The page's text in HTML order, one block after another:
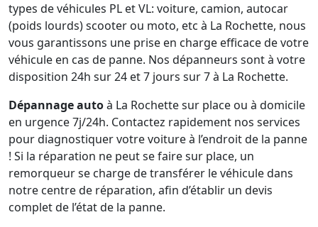
types de véhicules PL et VL: voiture, camion, autocar
(poids lourds) scooter ou moto, etc à La Rochette, nous
vous garantissons une prise en charge efficace de votre
véhicule en cas de panne. Nos dépanneurs sont à votre
disposition 24h sur 24 et 7 jours sur 7 à La Rochette.
Dépannage autoà La Rochette sur place ou à domicile
en urgence 7j/24h. Contactez rapidement nos services
pour diagnostiquer votre voiture à l’endroit de la panne
! Si la réparation ne peut se faire sur place, un
remorqueur se charge de transférer le véhicule dans
notre centre de réparation, afin d’établir un devis
complet de l’état de la panne.